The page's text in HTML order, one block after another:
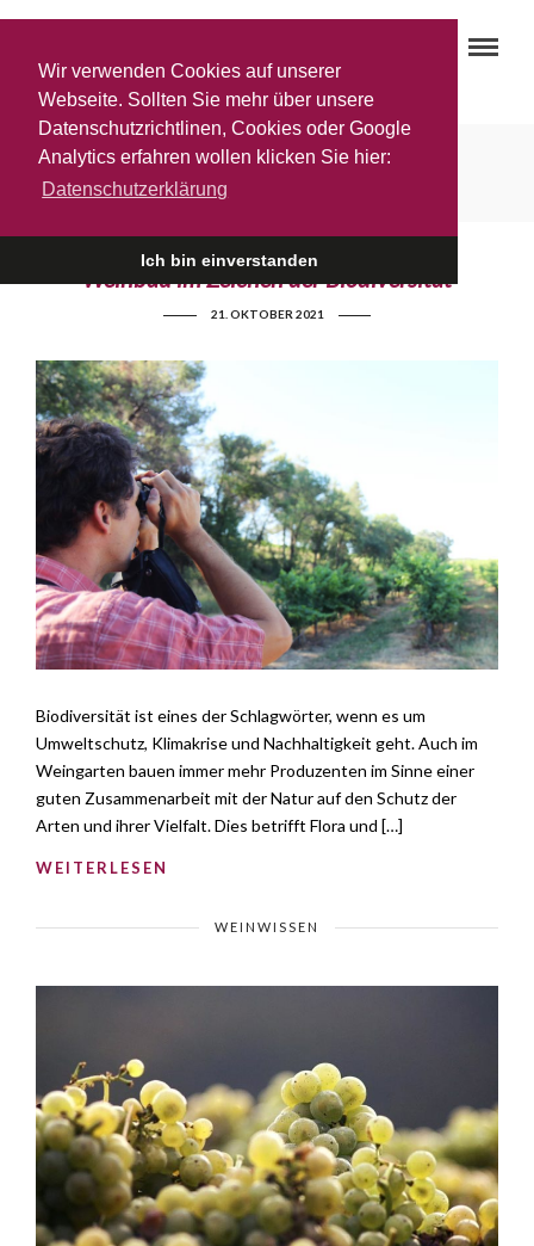
Wir verwenden Cookies auf unserer
Webseite. Sollten Sie mehr über unsere
Datenschutzrichtlinen, Cookies oder Google
Analytics erfahren wollen klicken Sie hier:
Datenschutzerklärung
Ich bin einverstanden
Biowein
Weinbau im Zeichen der Biodiversität
21. OKTOBER 2021
Biodiversität ist eines der Schlagwörter, wenn es um
Umweltschutz, Klimakrise und Nachhaltigkeit geht. Auch im
Weingarten bauen immer mehr Produzenten im Sinne einer
guten Zusammenarbeit mit der Natur auf den Schutz der
Arten und ihrer Vielfalt. Dies betrifft Flora und […]
WEITERLESEN
WEINWISSEN